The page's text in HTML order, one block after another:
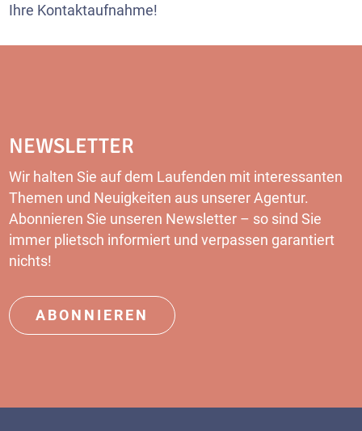
Ihre Kontaktaufnahme!
NEWSLETTER
Wir halten Sie auf dem Laufenden mit interessanten
Themen und Neuigkeiten aus unserer Agentur.
Abonnieren Sie unseren Newsletter – so sind Sie
immer plietsch informiert und verpassen garantiert
nichts!
ABONNIEREN